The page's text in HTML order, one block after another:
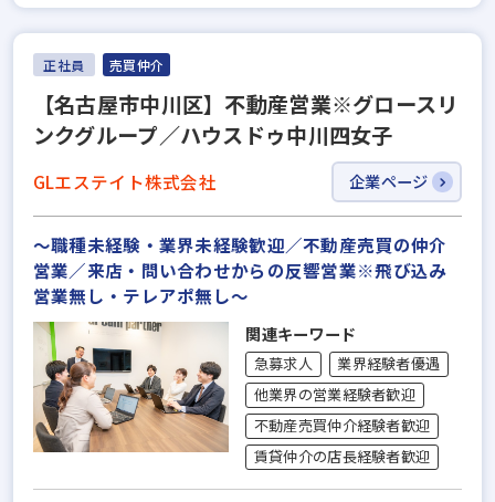
正社員 売買仲介
【名古屋市中川区】不動産営業※グロースリ
ンクグループ／ハウスドゥ中川四女子
GLエステイト株式会社 企業ページ
～職種未経験・業界未経験歓迎／不動産売買の仲介
営業／来店・問い合わせからの反響営業※飛び込み
営業無し・テレアポ無し～
関連キーワード
急募求人
業界経験者優遇
他業界の営業経験者歓迎
不動産売買仲介経験者歓迎
賃貸仲介の店長経験者歓迎